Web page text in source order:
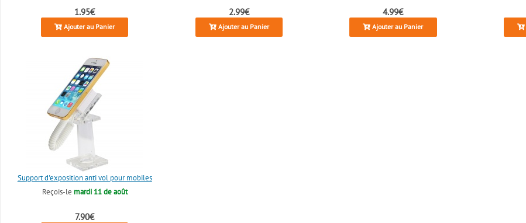
1.95€
Ajouter au Panier
2.99€
Ajouter au Panier
4.99€
Ajouter au Panier
Support d'exposition anti vol pour mobiles
Reçois-le mardi 11 de août
7.90€